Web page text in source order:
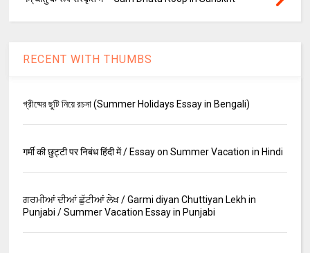
RECENT WITH THUMBS
গ্রীষ্মের ছুটি নিয়ে রচনা (Summer Holidays Essay in Bengali)
गर्मी की छुट्टी पर निबंध हिंदी में / Essay on Summer Vacation in Hindi
ਗਰਮੀਆਂ ਦੀਆਂ ਛੁੱਟੀਆਂ ਲੇਖ / Garmi diyan Chuttiyan Lekh in
Punjabi / Summer Vacation Essay in Punjabi